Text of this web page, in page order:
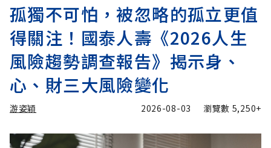
孤獨不可怕，被忽略的孤立更值
得關注！國泰人壽《2026人生
風險趨勢調查報告》揭示身、
心、財三大風險變化
游姿穎 2026-08-03 瀏覽數 5,250+